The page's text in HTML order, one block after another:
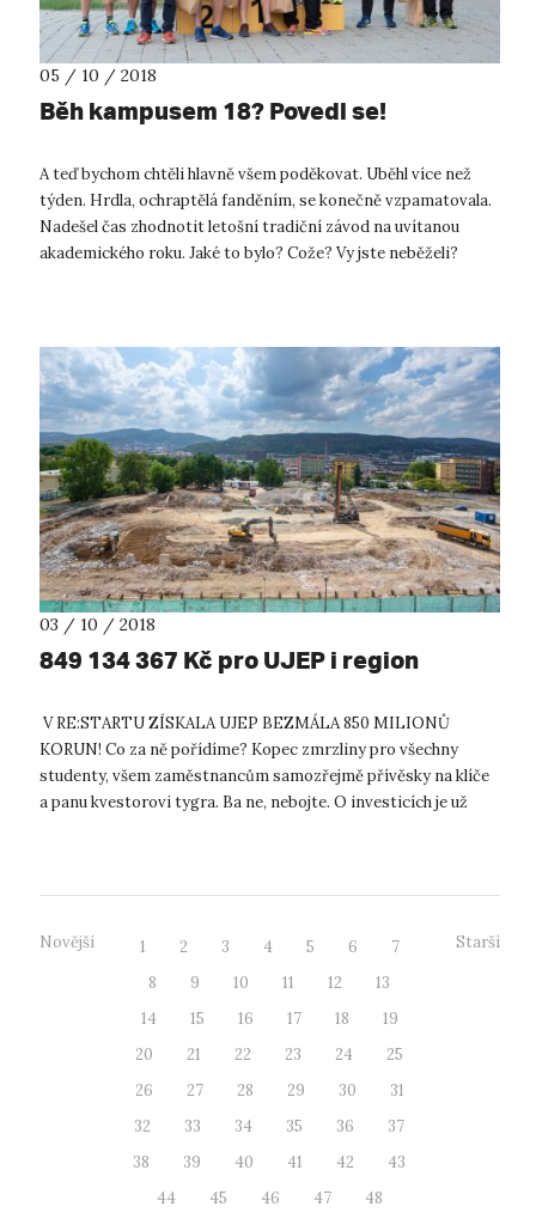
05 / 10 / 2018
Běh kampusem 18? Povedl se!
A teď bychom chtěli hlavně všem poděkovat. Uběhl více než
týden. Hrdla, ochraptělá fanděním, se konečně vzpamatovala.
Nadešel čas zhodnotit letošní tradiční závod na uvítanou
akademického roku. Jaké to bylo? Cože? Vy jste neběželi?
03 / 10 / 2018
849 134 367 Kč pro UJEP i region
V RE:STARTU ZÍSKALA UJEP BEZMÁLA 850 MILIONŮ
KORUN! Co za ně pořídíme? Kopec zmrzliny pro všechny
studenty, všem zaměstnancům samozřejmě přívěsky na klíče
a panu kvestorovi tygra. Ba ne, nebojte. O investicích je už
Novější 1 2 3 4 5 6
7
8
9 10 11 12
13
14
15 16 17 18
19
20
21 22 23 24
25
26
27 28 29 30
31
32
33 34 35 36
37
38
39 40 41 42
43
44
45 46 47
48
Starší